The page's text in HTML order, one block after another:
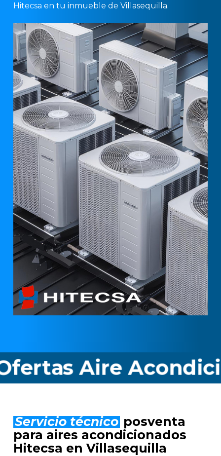
Hitecsa en tu inmueble de Villasequilla.
Aire
Servicio técnico posventa
para aires acondicionados
Hitecsa en Villasequilla